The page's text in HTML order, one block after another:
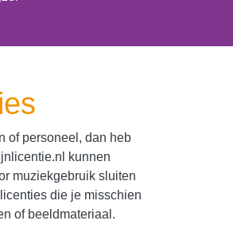
of personeel, dan heb
kunnen
muziekgebruik sluiten
die je misschien
of beeldmateriaal.